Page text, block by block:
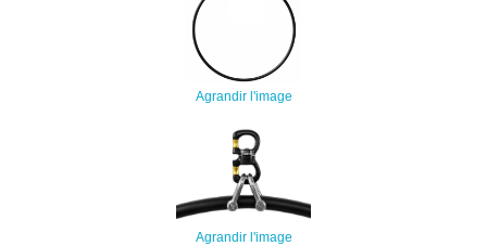
Agrandir l'image
Agrandir l'image